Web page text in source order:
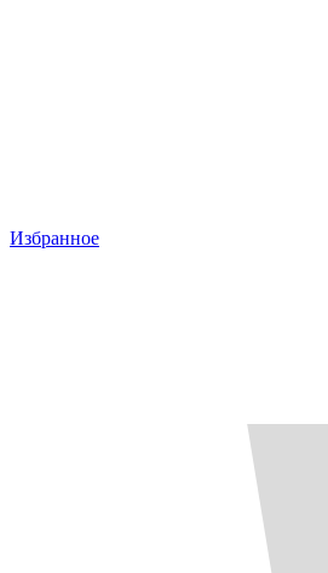
Избранное